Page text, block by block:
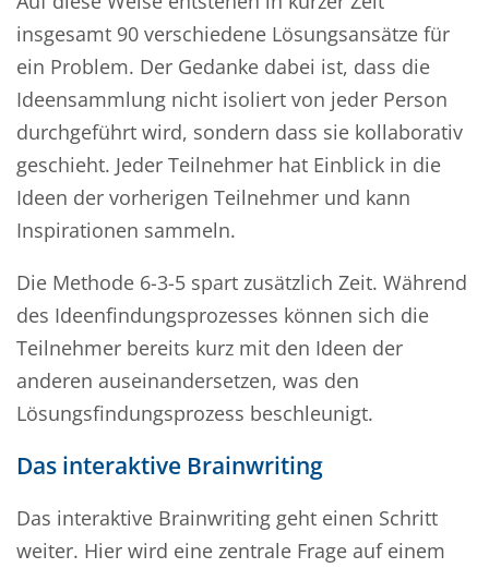
insgesamt 90 verschiedene Lösungsansätze für
ein Problem. Der Gedanke dabei ist, dass die
Ideensammlung nicht isoliert von jeder Person
durchgeführt wird, sondern dass sie kollaborativ
geschieht. Jeder Teilnehmer hat Einblick in die
Ideen der vorherigen Teilnehmer und kann
Inspirationen sammeln.
Die Methode 6-3-5 spart zusätzlich Zeit. Während
des Ideenfindungsprozesses können sich die
Teilnehmer bereits kurz mit den Ideen der
anderen auseinandersetzen, was den
Lösungsfindungsprozess beschleunigt.
Das interaktive Brainwriting
Das interaktive Brainwriting geht einen Schritt
weiter. Hier wird eine zentrale Frage auf einem